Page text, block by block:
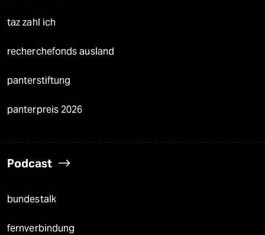
taz zahl ich
recherchefonds ausland
panterstiftung
panterpreis 2026
Podcast
bundestalk
fernverbindung